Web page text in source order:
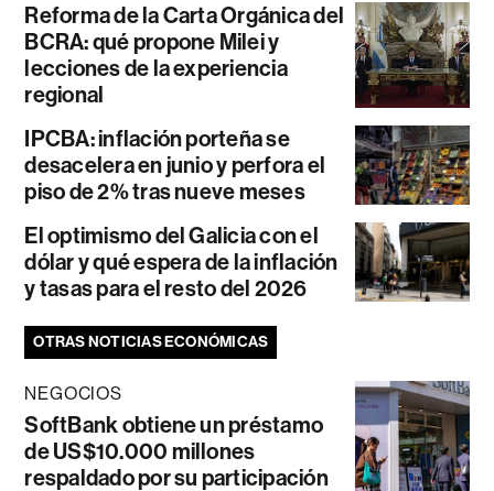
Reforma de la Carta Orgánica del
BCRA: qué propone Milei y
lecciones de la experiencia
regional
IPCBA: inflación porteña se
desacelera en junio y perfora el
piso de 2% tras nueve meses
El optimismo del Galicia con el
dólar y qué espera de la inflación
y tasas para el resto del 2026
OTRAS NOTICIAS ECONÓMICAS
NEGOCIOS
SoftBank obtiene un préstamo
de US$10.000 millones
respaldado por su participación